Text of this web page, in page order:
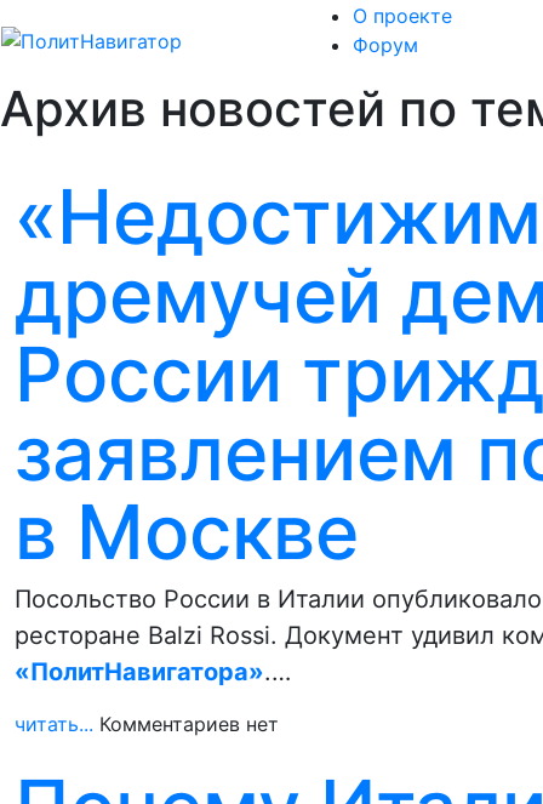
О проекте
Форум
Архив новостей по
дремучей
России
заявлением
в Москве
Посольство России в Италии
ресторане Balzi Rossi. Документ удивил
«ПолитНавигатора».…
читать... Комментариев нет